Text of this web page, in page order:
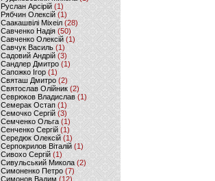
Руслан Арсірій(1)
Рябчин Олексій (1)
Саакашвілі Міхеіл(28)
Савченко Надія (50)
Савченко Олексій(1)
Савчук Василь (1)
Садовий Андрій (3)
Сандлер Дмитро(1)
Сапожко Ігор(1)
Святаш Дмитро (2)
Святослав Олійник (2)
Севрюков Владислав (1)
Семерак Остап (1)
Семочко Сергій (3)
Семченко Ольга (1)
Сенченко Сергій(1)
Середюк Олексій(1)
Серпокрилов Віталій(1)
Сивохо Сергій(1)
Сивульський Микола(2)
Симоненко Петро(7)
Симонов Вадим (12)